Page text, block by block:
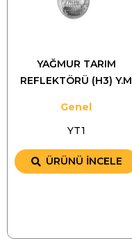
YAĞMUR TARIM
REFLEKTÖRÜ (H3) Y.M
Genel
YT1
ÜRÜNÜ İNCELE